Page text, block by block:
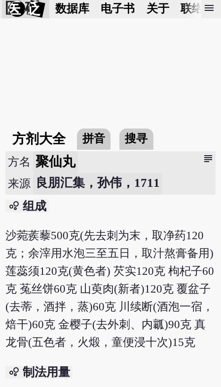
医 砭 数据库 电子书 关于 联络我
menu
方剂大全 拼音 搜寻
subject
方名 聚仙丸
来源 良朋汇集，孙伟，1711
bubble_chart 组成
沙菀蒺藜500克(先去刺为末，取净药120
克；余滓用水泡三至五日，取汁熬膏备用)
莲蕊须120克(黄色者) 芡实120克 枸杞子60
克 菟丝饼60克 山萸肉(新者)120克 覆盆子
(去蒂，酒拌，蒸)60克 川续断(酒泡一宿，
焙干)60克 金樱子(去外刺、内瓤)90克 真
龙骨(五色者，火煅，童便浸十次)15克
bubble_chart 制法用量